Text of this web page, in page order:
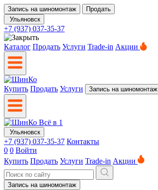
Запись на шиномонтаж
Продать
Ульяновск
+7 (937) 037-35-37
Каталог Продать Услуги Trade-in Акции
Купить Продать Услуги Запись на шиномонтаж
Ульяновск
+7 (937) 037-35-37 Контакты
0 0 Войти
Купить Продать Услуги Trade-in Акции
Запись на шиномонтаж